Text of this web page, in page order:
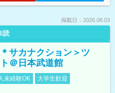
掲載日：2026.08.03
読
サカナクション＞ツ
＠日本武道館
未経験OK
大学生歓迎